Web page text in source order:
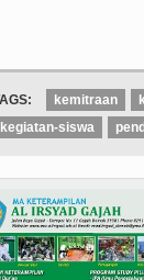
kemitraan
kegiatan-siswa